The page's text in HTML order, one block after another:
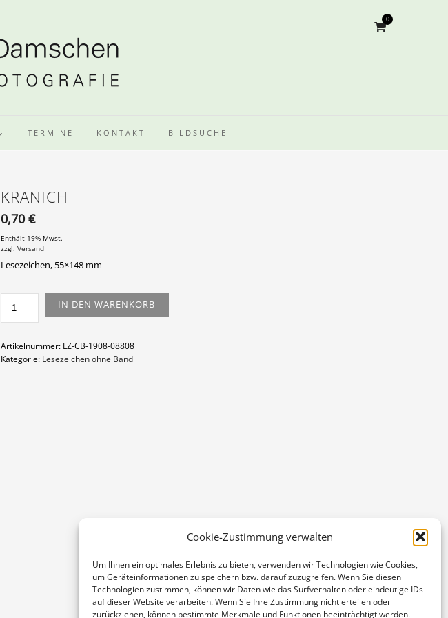
Cookie-Zustimmung verwalten
Um Ihnen ein optimales Erlebnis zu bieten, verwenden wir Technologien wie Cookies,
um Geräteinformationen zu speichern bzw. darauf zuzugreifen. Wenn Sie diesen
Technologien zustimmen, können wir Daten wie das Surfverhalten oder eindeutige IDs
auf dieser Website verarbeiten. Wenn Sie Ihre Zustimmung nicht erteilen oder
zurückziehen, können bestimmte Merkmale und Funktionen beeinträchtigt werden.
0
TERMINE KONTAKT BILDSUCHE
KRANICH
0,70€
Enthält 19% Mwst.
zzgl.Versand
Lesezeichen, 55×148 mm
MENGE
IN DEN WARENKORB
Artikelnummer: LZ-CB-1908-08808
Kategorie: Lesezeichen ohne Band